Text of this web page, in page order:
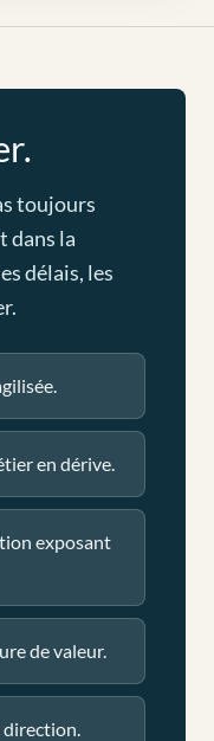
toujours
dans la
délais, les
en dérive.
exposant
de valeur.